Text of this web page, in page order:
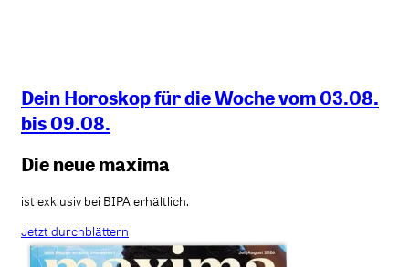
Dein Horoskop für die Woche vom 03.08.
bis 09.08.
Die neue maxima
ist exklusiv bei BIPA erhältlich.
Jetzt durchblättern